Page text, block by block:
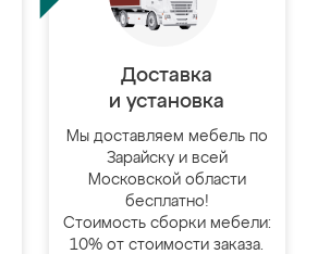
Доставка
и установка
Мы доставляем мебель по
Зарайску и всей
Московской области
бесплатно!
Стоимость сборки мебели:
10% от стоимости заказа.